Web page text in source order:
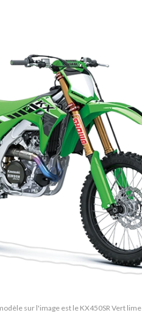
sur l'image est le KX450SR Vert lime